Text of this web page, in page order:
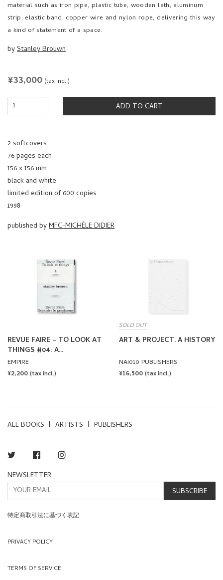
material such as iron pipe, plastic tube, wooden lath, aluminum
strip, elastic band, copper wire and nylon rope, delivering this way
a kind of statement of a space.
byStanley Brouwn
REGULAR
¥33,000 (tax incl.)
ADD TO CART
2 softcovers
76 pages each
156 x 156 mm
black and white
limited edition of 600 copies
1998
published byMFC-MICHÈLE DIDIER
REVUE FAIRE – TO LOOK AT
THINGS #04: A
COMMUNICATION:
INVITATION CARDS BY THE
EMPIRE
REGULAR
¥2,200 (tax incl.)
SOLD OUT
ART & PROJECT. A HISTORY
NAI010 PUBLISHERS
REGULAR
¥16,500 (tax incl.)
ALL BOOKS ARTISTS PUBLISHERS
Twitter Facebook
NEWSLETTER
SUBSCRIBE
特定商取引法に基づく表記
PRIVACY POLICY
TERMS OF SERVICE